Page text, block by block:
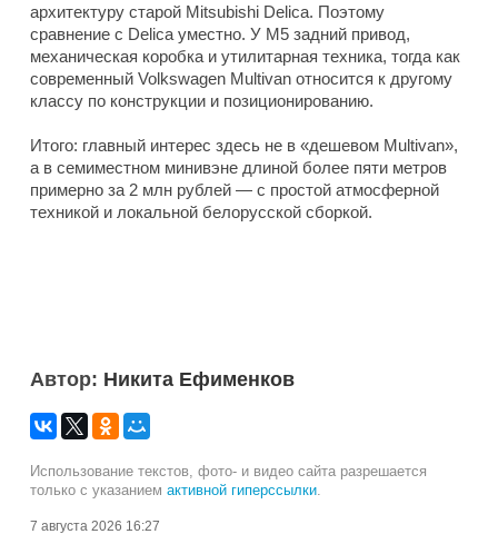
архитектуру старой Mitsubishi Delica. Поэтому
сравнение с Delica уместно. У M5 задний привод,
механическая коробка и утилитарная техника, тогда как
современный Volkswagen Multivan относится к другому
классу по конструкции и позиционированию.
Итого: главный интерес здесь не в «дешевом Multivan»,
а в семиместном минивэне длиной более пяти метров
примерно за 2 млн рублей — с простой атмосферной
техникой и локальной белорусской сборкой.
Автор: Никита Ефименков
Использование текстов, фото- и видео сайта разрешается
только с указанием активной гиперссылки
7 августа 2026 16:27